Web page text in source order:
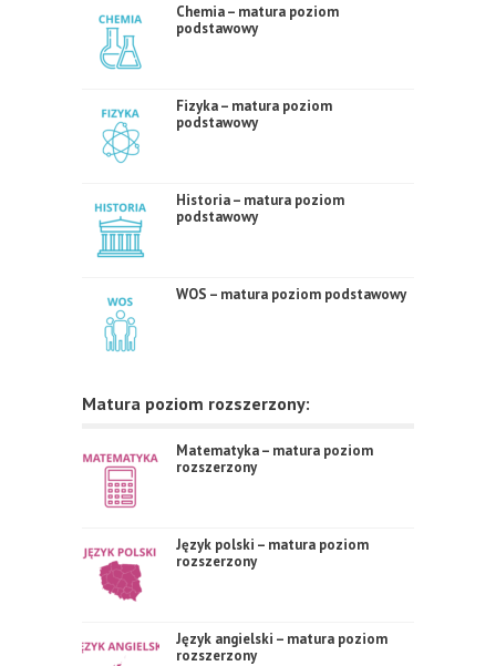
Chemia – matura poziom
podstawowy
Fizyka – matura poziom
podstawowy
Historia – matura poziom
podstawowy
WOS – matura poziom podstawowy
Matura poziom rozszerzony:
Matematyka – matura poziom
rozszerzony
Język polski – matura poziom
rozszerzony
Język angielski – matura poziom
rozszerzony